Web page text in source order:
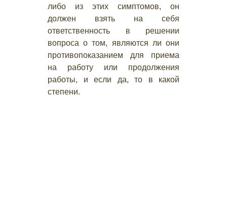
либо из этих симптомов, он
должен взять на себя
ответственность в решении
вопроса о том, являются ли они
противопоказанием для приема
на работу или продолжения
работы, и если да, то в какой
степени.